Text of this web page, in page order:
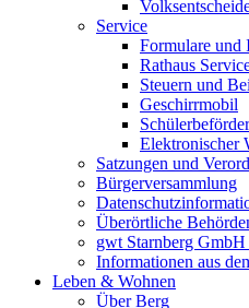
Service
Formulare und
Rathaus
Steuern und
Geschirrmobil
Elektronischer
Satzungen und
Bürgerversammlung
Überörtliche
gwt Starnberg
Informationen aus
Leben & Wohnen
Über Berg